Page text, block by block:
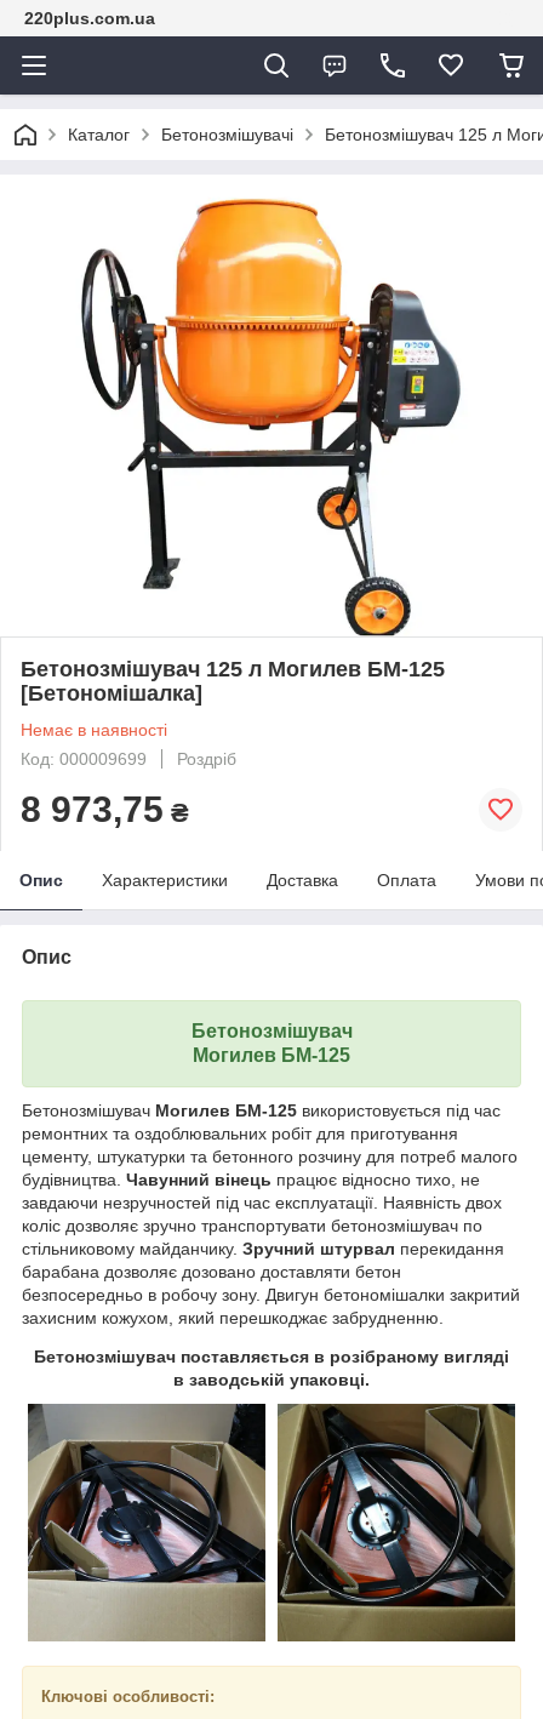
220plus.com.ua
Каталог Бетонозмішувачі Бетонозмішувач 125 л
Бетонозмішувач 125 л Могилев БМ-125
[Бетономішалка]
Немає в наявності
Код: 000009699
Роздріб
8 973,75 ₴
Опис Характеристики Доставка Оплата Умови
Опис
Бетонозмішувач
Могилев БМ-125
Бетонозмішувач Могилев БМ-125 використовується під час
ремонтних та оздоблювальних робіт для приготування
цементу, штукатурки та бетонного розчину для потреб малого
будівництва. Чавунний вінець працює відносно тихо, не
завдаючи незручностей під час експлуатації. Наявність двох
коліс дозволяє зручно транспортувати бетонозмішувач по
стільниковому майданчику. Зручний штурвал перекидання
барабана дозволяє дозовано доставляти бетон
безпосередньо в робочу зону. Двигун бетономішалки закритий
захисним кожухом, який перешкоджає забрудненню.
Бетонозмішувач поставляється в розібраному вигляді
в заводській упаковці.
Ключові особливості: